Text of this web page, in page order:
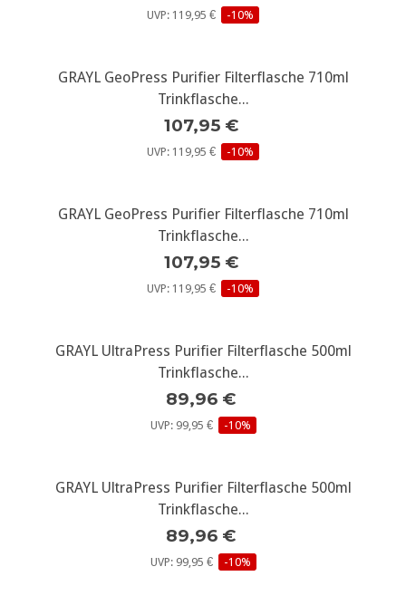
UVP: 119,95 € -10%
GRAYL GeoPress Purifier Filterflasche 710ml
Trinkflasche...
107,95 €
UVP: 119,95 € -10%
GRAYL GeoPress Purifier Filterflasche 710ml
Trinkflasche...
107,95 €
UVP: 119,95 € -10%
GRAYL UltraPress Purifier Filterflasche 500ml
Trinkflasche...
89,96 €
UVP: 99,95 € -10%
GRAYL UltraPress Purifier Filterflasche 500ml
Trinkflasche...
89,96 €
UVP: 99,95 € -10%